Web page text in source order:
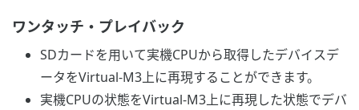
ワンタッチ・プレイバック
SDカードを用いて実機CPUから取得したデバイスデ
ータをVirtual-M3上に再現することができます。
実機CPUの状態をVirtual-M3上に再現した状態でデバ